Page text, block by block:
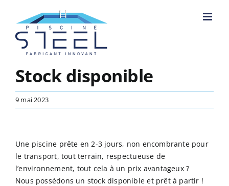
contenu
Stock disponible
9 mai 2023
Une piscine prête en 2-3 jours, non encombrante pour
le transport, tout terrain, respectueuse de
l’environnement, tout cela à un prix avantageux ?
Nous possédons un stock disponible et prêt à partir !